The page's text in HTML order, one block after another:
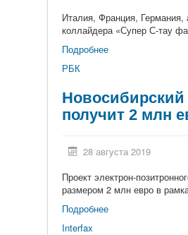
Италия, Франция, Германия,
коллайдера «Супер С-тау
Подробнее
РБК
Новосибирский
получит 2 млн
28 августа 2019
Проект электрон-
размером 2 млн евро в
Подробнее
Interfax